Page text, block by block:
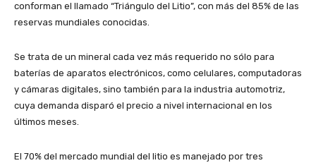
conforman el llamado “Triángulo del Litio”, con más del 85% de las
reservas mundiales conocidas.
Se trata de un mineral cada vez más requerido no sólo para
baterías de aparatos electrónicos, como celulares, computadoras
y cámaras digitales, sino también para la industria automotriz,
cuya demanda disparó el precio a nivel internacional en los
últimos meses.
El 70% del mercado mundial del litio es manejado por tres